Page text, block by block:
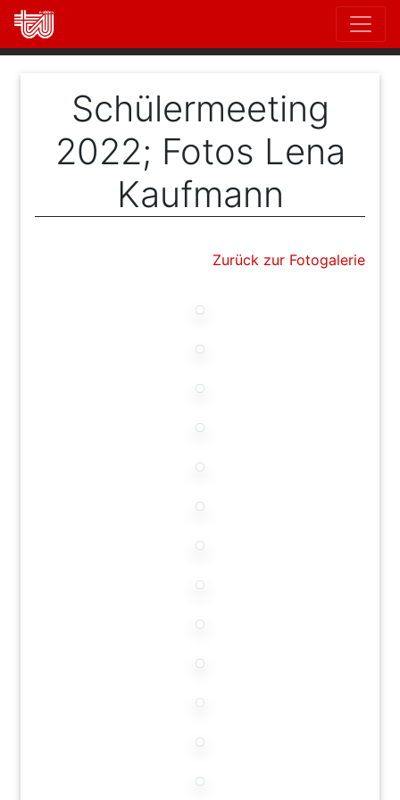
Direkt
zum
Inhalt
Schülermeeting
2022; Fotos Lena
Kaufmann
Zurück zur Fotogalerie